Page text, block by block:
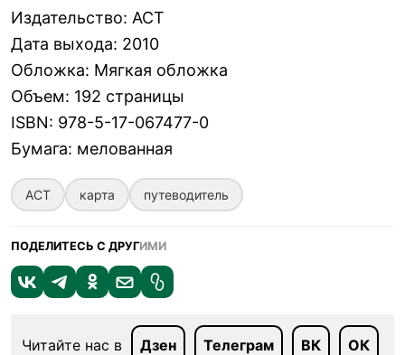
Издательство: АСТ
Дата выхода: 2010
Обложка: Мягкая обложка
Объем: 192 страницы
ISBN: 978-5-17-067477-0
Бумага: мелованная
АСТ карта путеводитель
ПОДЕЛИТЕСЬ С ДРУГИМИ
Читайте нас в Дзен Телеграм ВК ОК